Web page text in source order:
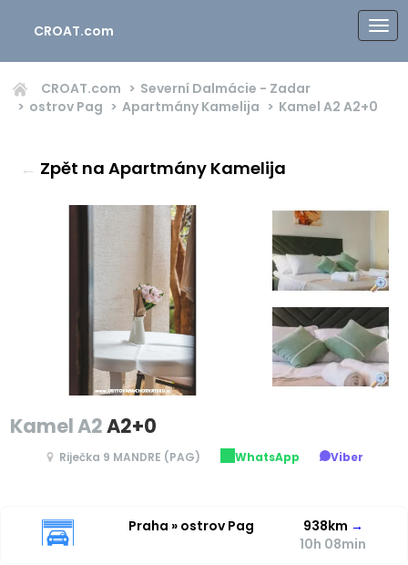
CROAT.com
CROAT.com
Severní Dalmácie - Zadar
ostrov Pag
Apartmány Kamelija Kamel A2 A2+0
← Zpět na Apartmány Kamelija
Kamel A2A2+0
Riječka 9 MANDRE (PAG) WhatsApp Viber
Praha » ostrov Pag 938km →
10h 08min